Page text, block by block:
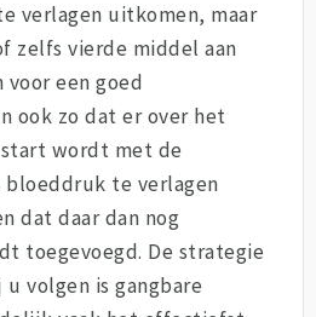
verlagen uitkomen, maar
zelfs vierde middel aan
een goed
ook zo dat er over het
wordt met de
bloeddruk te verlagen
dat daar dan nog
toegevoegd. De strategie
volgen is gangbare